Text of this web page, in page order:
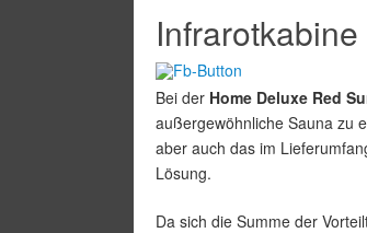
Bei der Home Deluxe Red
außergewöhnliche Sauna zu
aber auch das im
Lösung.
Da sich die Summe der